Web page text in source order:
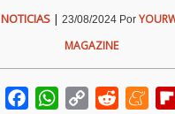
NOTICIAS| 23/08/2024 Por
MAGAZINE
TwitterFacebookWhatsApp
Copy
Reddit